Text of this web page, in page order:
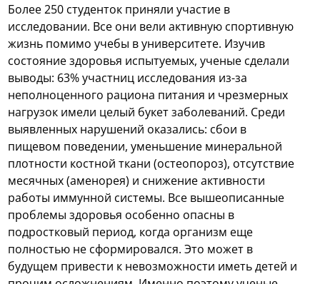
Более 250 студенток приняли участие в
исследовании. Все они вели активную спортивную
жизнь помимо учебы в университете. Изучив
состояние здоровья испытуемых, ученые сделали
выводы: 63% участниц исследования из-за
неполноценного рациона питания и чрезмерных
нагрузок имели целый букет заболеваний. Среди
выявленных нарушений оказались: сбои в
пищевом поведении, уменьшение минеральной
плотности костной ткани (остеопороз), отсутствие
месячных (аменорея) и снижение активности
работы иммунной системы. Все вышеописанные
проблемы здоровья особенно опасны в
подростковый период, когда организм еще
полностью не сформировался. Это может в
будущем привести к невозможности иметь детей и